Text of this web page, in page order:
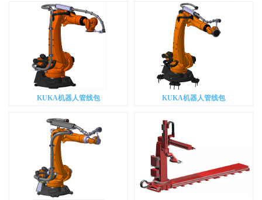
KUKA机器人管线包 KUKA机器人管线包